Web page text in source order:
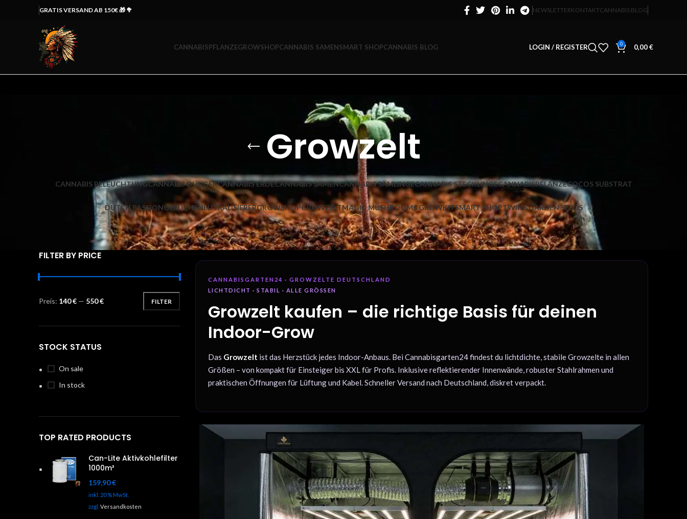
GRATIS VERSAND AB 150€ 🎁 🥦 NEWSLETTERKONTAKTCANNABIS BLOG
CANNABISPFLANZEGROWSHOPCANNABIS SAMENSMART SHOPCANNABIS BLOG LOGIN / REGISTER 0 0,00€
Growzelt
CANNABIS BELEUCHTUNGCANNABIS DÜNGERCANNABIS ERDECANNABIS SAMENCANNABIS SÄMLINGECANNABIS STECKLINGECANNABISPFLANZECOCOS SUBSTRAT
DUTCH PASSIONGERUCHSNEUTRALISIERERGROWSHOPGROWZELTMAGIC MUSHROOMS GROWKITSMART SHOPTWINS GARDEN SEEDS
FILTER BY PRICE
FILTER
Preis: 140 € — 550 €
STOCK STATUS
On sale
In stock
TOP RATED PRODUCTS
Can-Lite Aktivkohlefilter
1000m³
159,90€
inkl. 20 % MwSt.
zzgl. Versandkosten
CANNABISGARTEN24 · GROWZELTE DEUTSCHLAND
LICHTDICHT · STABIL · ALLE GRÖSSEN
Growzelt kaufen – die richtige Basis für deinen
Indoor-Grow
Das Growzelt ist das Herzstück jedes Indoor-Anbaus. Bei Cannabisgarten24 findest du lichtdichte, stabile Growzelte in allen
Größen – von kompakt für Einsteiger bis XXL für Profis. Inklusive reflektierender Innenwände, robuster Stahlrahmen und
praktischen Öffnungen für Lüftung und Kabel. Schneller Versand nach Deutschland, diskret verpackt.